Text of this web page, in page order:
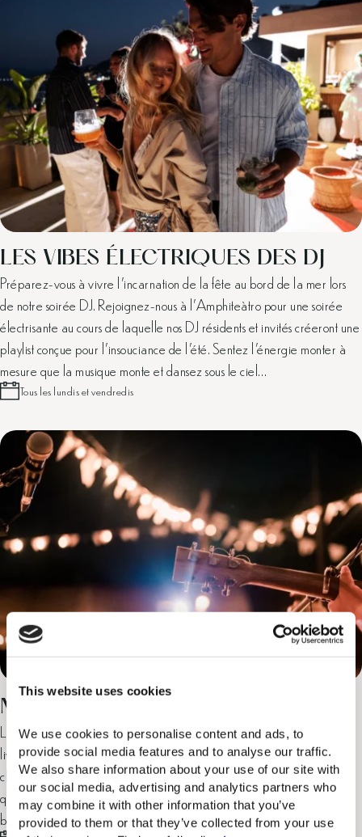
This website uses cookies
We use cookies to personalise content and ads, to
provide social media features and to analyse our traffic.
We also share information about your use of our site with
our social media, advertising and analytics partners who
may combine it with other information that you’ve
provided to them or that they’ve collected from your use
LES VIBES ÉLECTRIQUES DES DJ
Préparez-vous à vivre l'incarnation de la fête au bord de la mer lors
de notre soirée DJ. Rejoignez-nous à l'Amphiteàtro pour une soirée
électrisante au cours de laquelle nos DJ résidents et invités créeront une
playlist conçue pour l'insouciance de l'été. Sentez l'énergie monter à
mesure que la musique monte et dansez sous le ciel…
Tous les lundis et vendredis
MALT N’ JAZZ
La nuit du jazz au Greco Levante : les douces sonorités de la guitare
live et la complexité rythmique du jazz font écho à l'âge d'or des
classiques de Blue Note. Savourez un verre d'un vieux scotch, tandis
que des son mélodieux vous transportent dans un monde intime de
bonheur musical pour les vrais amateurs.…